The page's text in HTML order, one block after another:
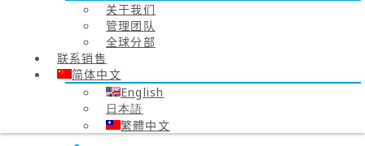
关于我们
管理团队
全球分部
联系销售
简体中文
English
日本語
繁體中文